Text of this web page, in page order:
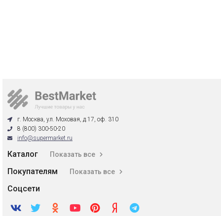
г. Москва, ул. Моховая, д.17, оф. 310
8 (800) 300-50-20
info@supermarket.ru
Каталог Показать все
Покупателям Показать все
Соцсети